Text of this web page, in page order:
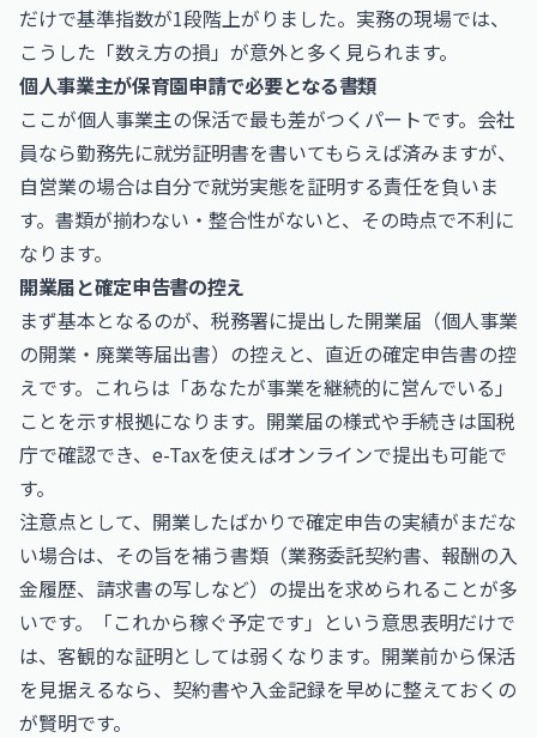
だけで基準指数が1段階上がりました。実務の現場では、
こうした「数え方の損」が意外と多く見られます。
個人事業主が保育園申請で必要となる書類
ここが個人事業主の保活で最も差がつくパートです。会社
員なら勤務先に就労証明書を書いてもらえば済みますが、
自営業の場合は自分で就労実態を証明する責任を負いま
す。書類が揃わない・整合性がないと、その時点で不利に
なります。
開業届と確定申告書の控え
まず基本となるのが、税務署に提出した開業届（個人事業
の開業・廃業等届出書）の控えと、直近の確定申告書の控
えです。これらは「あなたが事業を継続的に営んでいる」
ことを示す根拠になります。開業届の様式や手続きは国税
庁で確認でき、e-Taxを使えばオンラインで提出も可能で
す。
注意点として、開業したばかりで確定申告の実績がまだな
い場合は、その旨を補う書類（業務委託契約書、報酬の入
金履歴、請求書の写しなど）の提出を求められることが多
いです。「これから稼ぐ予定です」という意思表明だけで
は、客観的な証明としては弱くなります。開業前から保活
を見据えるなら、契約書や入金記録を早めに整えておくの
が賢明です。